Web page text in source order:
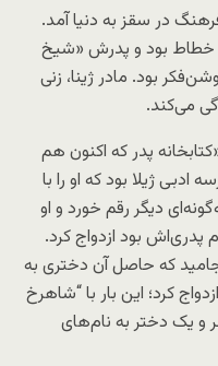
اهل فرهنگ در سقز به دنیا آمد.
و خطاط بود و پدرش «شیخ
بود. مادر ژینا، زنی
می‌کند.
پدر که اکنون هم
ژیلا بود که او را با
دیگر رقم خورد و او
پدری‌اش بود ازدواج کرد.
که حاصل آن دختری به
کرد؛ این بار با “شاهرخ
یک دختر به نام‌های